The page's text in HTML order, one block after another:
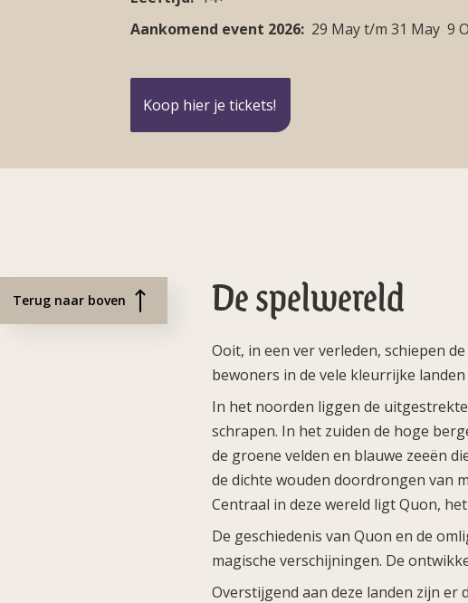
Aankomend event 2026: 29 Mayt/m 31 May 9
Koop hier je tickets!
Terug naar boven De spelwereld
Ooit, in een ver verleden, schiepen
bewoners in de vele kleurrijke
In het noorden liggen de
schrapen. In het zuiden de hoge
de groene velden en blauwe zeeën
de dichte wouden doordrongen van
Centraal in deze wereld ligt Quon,
De geschiedenis van Quon en de
magische verschijningen. De
Overstijgend aan deze landen zijn er